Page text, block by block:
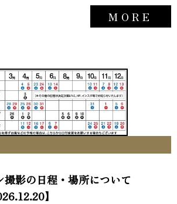
MORE
影の日程・場所について
】